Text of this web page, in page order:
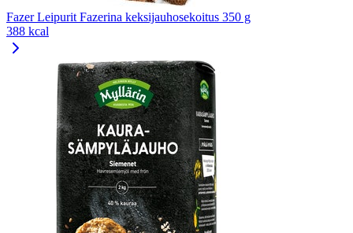
Fazer Leipurit Fazerina keksijauhosekoitus 350 g
388 kcal